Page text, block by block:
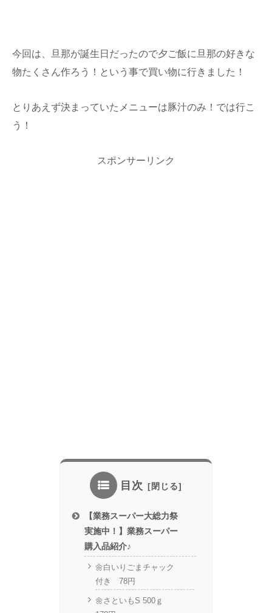
今回は、旦那が誕生日だったので夕ご飯に旦那の好きな
物たくさん作ろう！という事で買い物に行きました！
とりあえず決まっていたメニューは豚汁のみ！では行こ
う！
スポンサーリンク
目次
【業務スーパー大総力祭
実施中！】業務スーパー
購入品紹介♪
🌼白いりごまチャック
付き 78円
🌼さといもS 500ｇ